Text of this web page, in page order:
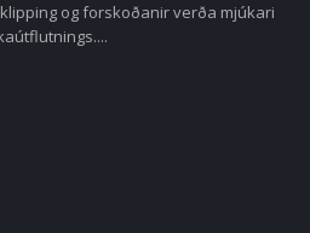
og forskoðanir verða mjúkari